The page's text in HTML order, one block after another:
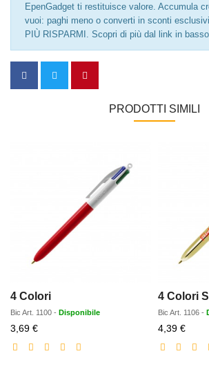
EpenGadget ti restituisce valore. Accumula
vuoi: paghi meno o converti in sconti
PIÙ RISPARMI. Scopri di più dal link in basso
PRODOTTI SIMILI
4 Colori
Bic Art. 1100 - Disponibile
3,69 €Prezzo
scontato
4 Colori
Bic Art. 1106 -
4,39 €Prezzo